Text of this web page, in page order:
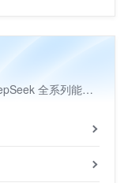
从模型部署到应用落地，一站式玩转 DeepSeek 全系列能力。